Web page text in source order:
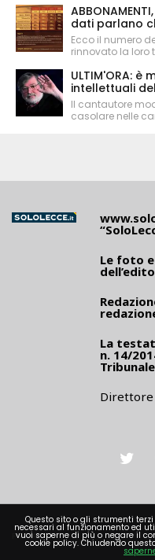
dati parlano
Ecco il numero
rinnovato la loro
ULTIM'ORA: è
intellettuali
Il cantautore
casolare nelle
Le foto
La
n. 14/
Direttore
PRIVACY
Questo sito o gli strumenti
necessari al funzionamento ed
vuoi saperne di più o negare il
cookie policy. Chiudendo